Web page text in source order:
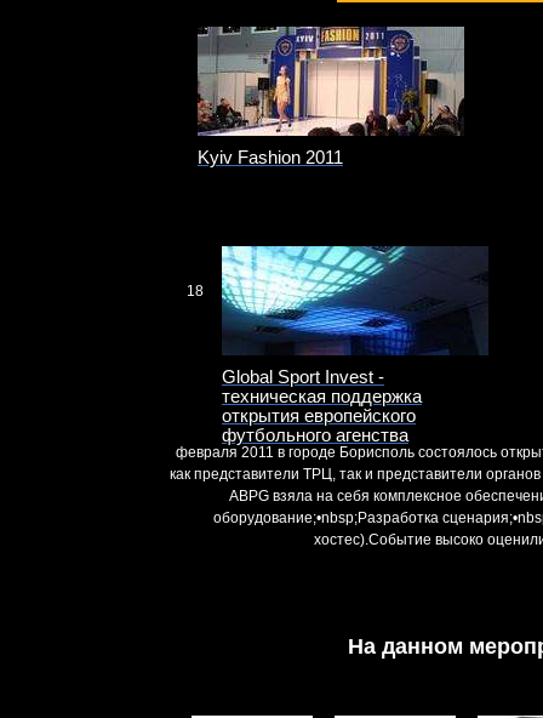
Kyiv Fashion 2011
Global Sport Invest -
техническая поддержка
открытия европейского
футбольного агенства
18
февраля 2011 в городе Борисполь состоялось
как представители ТРЦ, так и представители
ABPG взяла на себя комплексное
оборудование;•nbsp;Разработка
хостес).Событие высоко
На данном